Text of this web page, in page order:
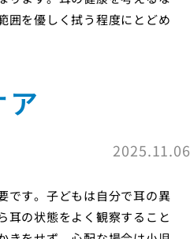
囲を優しく拭う程度にとどめ
2025.11.06
です。子どもは自分で耳の異
耳の状態をよく観察すること